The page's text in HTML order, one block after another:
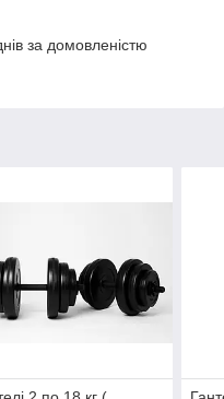
за домовленістю